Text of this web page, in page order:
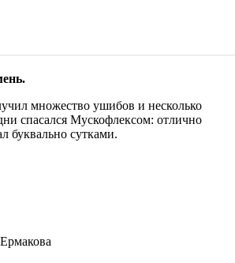
множество ушибов и несколько
спасался Мускофлексом: отлично
буквально сутками.